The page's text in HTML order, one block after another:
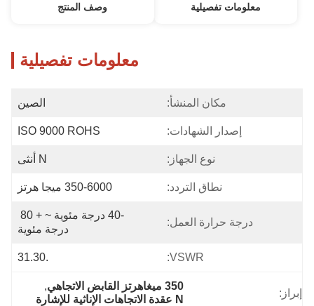
معلومات تفصيلية وصف المنتج
معلومات تفصيلية
مكان المنشأ: الصين
إصدار الشهادات: ISO 9000 ROHS
نوع الجهاز: N أنثى
نطاق التردد: 350-6000 ميجا هرتز
درجة حرارة العمل:
درجة مئوية
VSWR:
.31.30
إبراز:
350 ميغاهرتز القابض الاتجاهي
,
N عقدة الاتجاهات الإناثية للإشارة